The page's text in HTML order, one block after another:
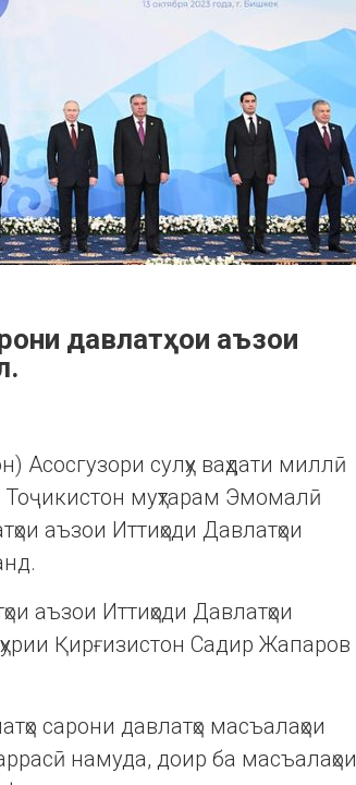
давлатҳои аъзои
Асосгузори сулҳу ваҳдати миллӣ
муҳтарам Эмомалӣ
аъзои Иттиҳоди Давлатҳои
аъзои Иттиҳоди Давлатҳои
Қирғизистон Садир Жапаров
сарони давлатҳо масъалаҳои
намуда, доир ба масъалаҳои